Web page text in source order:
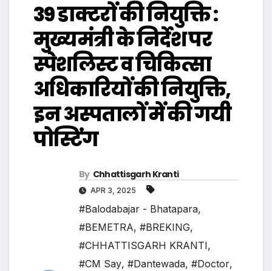
39 डाक्टरों की नियुक्ति :
मुख्यमंत्री के निर्देश पर
स्पेशलिस्ट व चिकित्सा
अधिकारियों की नियुक्ति,
इन अस्पतालों में की गयी
पोस्टिंग
By Chhattisgarh Kranti
APR 3, 2025
#Balodabajar - Bhatapara,
#BEMETRA, #BREKING,
#CHHATTISGARH KRANTI,
#CM Say, #Dantewada, #Doctor,